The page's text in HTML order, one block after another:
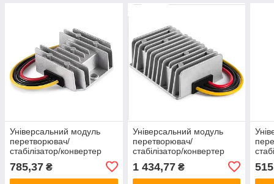
Універсальний модуль
перетворювач/
стабілізатор/конвертер
48Вт IP68
785,37 ₴
Універсальний модуль
перетворювач/
стабілізатор/конвертер
DC-DC 18-35В — 12 В 30
А 360 Вт IP68
1 434,77₴
24